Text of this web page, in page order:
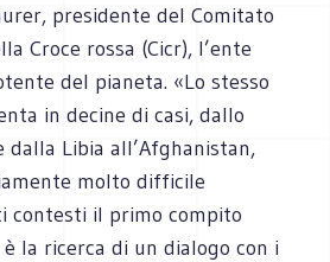
presidente del Comitato
Croce rossa (Cicr), l’ente
del pianeta. «Lo stesso
in decine di casi, dallo
dalla Libia all’Afghanistan,
molto difficile
contesti il primo compito
la ricerca di un dialogo con i